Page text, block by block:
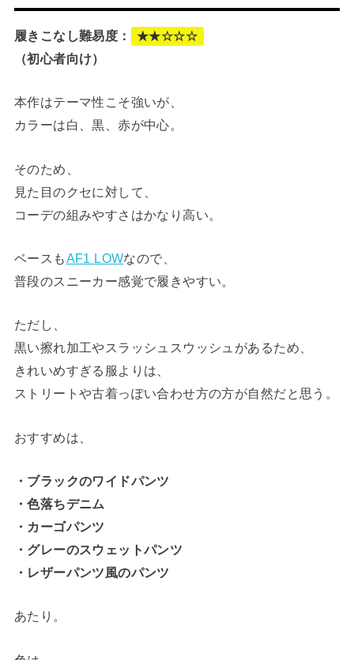
履きこなし難易度： ★★☆☆☆
（初心者向け）
本作はテーマ性こそ強いが、
カラーは白、黒、赤が中心。
そのため、
見た目のクセに対して、
コーデの組みやすさはかなり高い。
ベースもAF1 LOWなので、
普段のスニーカー感覚で履きやすい。
ただし、
黒い擦れ加工やスラッシュスウッシュがあるため、
きれいめすぎる服よりは、
ストリートや古着っぽい合わせ方の方が自然だと思う。
おすすめは、
・ブラックのワイドパンツ
・色落ちデニム
・カーゴパンツ
・グレーのスウェットパンツ
・レザーパンツ風のパンツ
あたり。